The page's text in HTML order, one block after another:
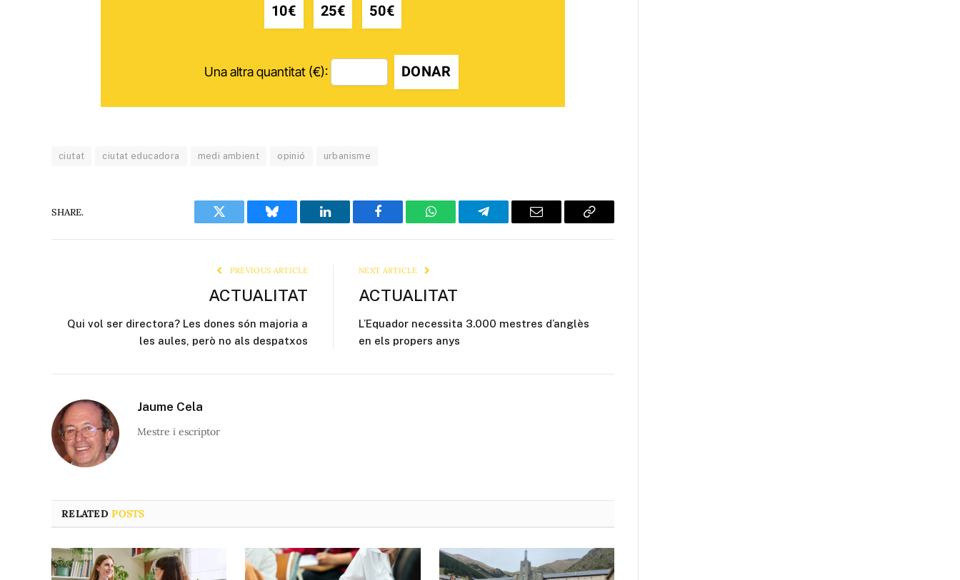
10€ 25€ 50€
Una altra quantitat (€): DONAR
ciutat ciutat educadora medi ambient opinió urbanisme
SHARE.
Twitter Bluesky LinkedIn Facebook WhatsAppTelegram Email
Copy
PREVIOUS ARTICLE
ACTUALITAT
Qui vol ser directora? Les dones són majoria a
les aules, però no als despatxos
NEXT ARTICLE
ACTUALITAT
L’Equador necessita 3.000 mestres d’anglès
en els propers anys
Jaume Cela
Mestre i escriptor
RELATEDPOSTS